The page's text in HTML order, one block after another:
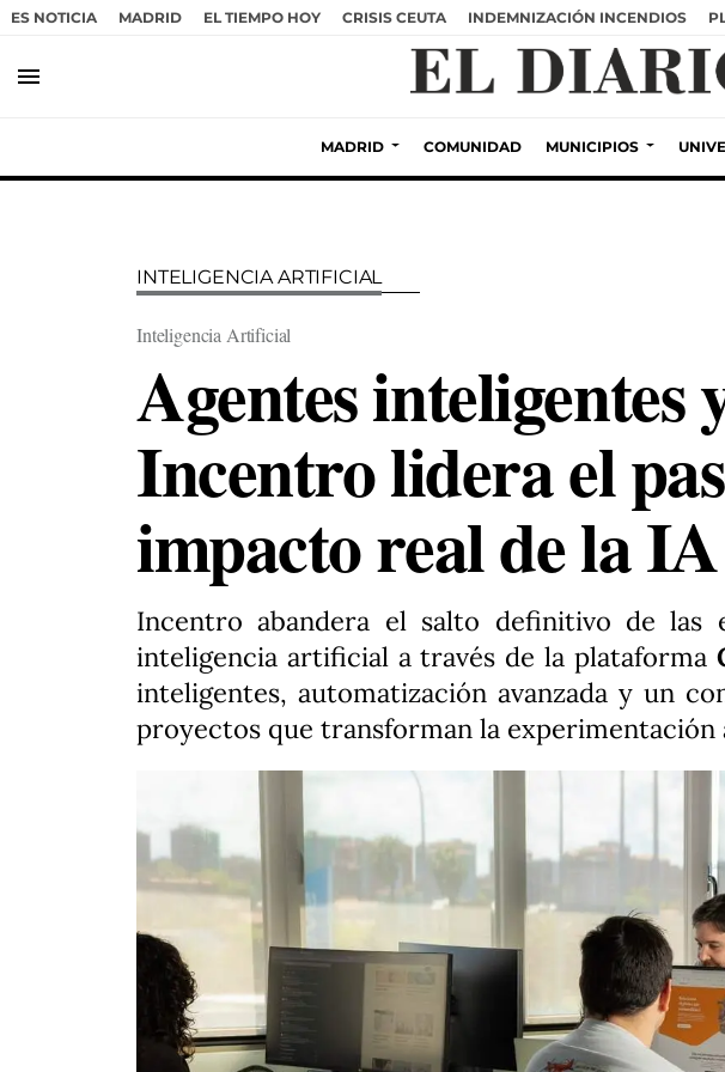
ES NOTICIA MADRID EL TIEMPO HOY CRISIS CEUTA INDEMNIZACIÓN INCENDIOS
menu
MADRID COMUNIDAD MUNICIPIOS
INTELIGENCIA ARTIFICIAL
Inteligencia Artificial
Agentes inteligentes
Incentro lidera el
impacto real de la
Incentro abandera el salto definitivo de las
inteligencia artificial a través de la plataforma
inteligentes, automatización avanzada y un
proyectos que transforman la experimentación